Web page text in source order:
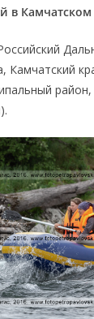
в Камчатском
Камчатский
район,